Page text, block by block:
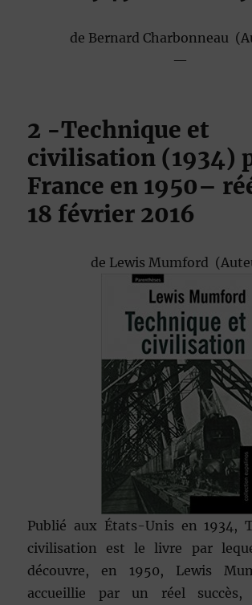
de Bernard Charbonneau
—
2 -Technique et
civilisation (1934)
France en 1950–
18 février 2016
de Lewis Mumford
Publié aux États-Unis en 1934,
civilisation est le livre par
découvre, en 1950, Lewis
accueillie par un réel succès,